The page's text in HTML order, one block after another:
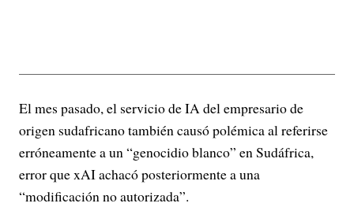
El mes pasado, el servicio de IA del empresario de
origen sudafricano también causó polémica al referirse
erróneamente a un “genocidio blanco” en Sudáfrica,
error que xAI achacó posteriormente a una
“modificación no autorizada”.